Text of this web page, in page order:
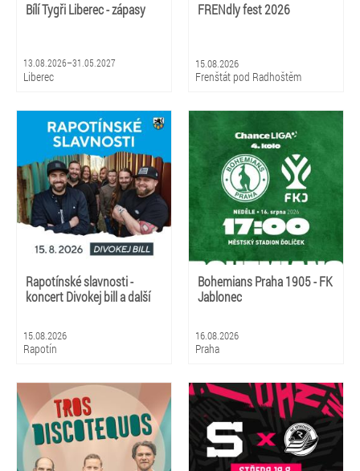
Bílí Tygři Liberec - zápasy
13.08.2026–31.05.2027
Liberec
FRENdly fest 2026
15.08.2026
Frenštát pod Radhoštěm
Rapotínské slavnosti -
koncert Divokej bill a další
15.08.2026
Rapotín
Bohemians Praha 1905 - FK
Jablonec
16.08.2026
Praha